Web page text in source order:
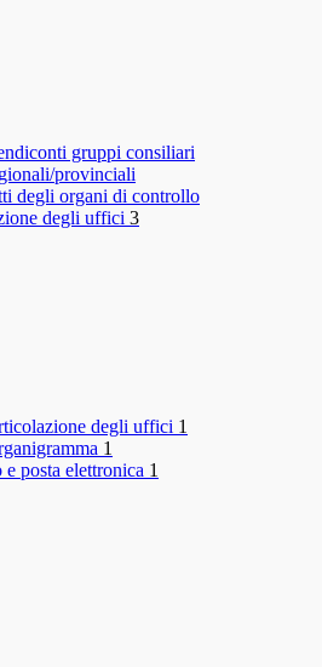
gruppi consiliari
provinciali
degli organi di controllo
degli uffici 3
degli uffici 1
1
e posta elettronica 1